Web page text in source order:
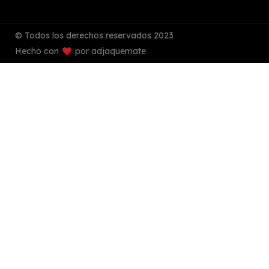
© Todos los derechos reservados 2023
Hecho con
por adjaquemate